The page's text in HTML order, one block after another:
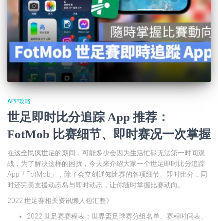
APP攻略
世足即时比分追踪 App 推荐：
FotMob 比赛细节、即时赛况一次掌握
在这全民疯世足的期间，可能多少会因为生活忙碌无法第一时间观
战，为了解决这样的困扰，今天来介绍大家一个世足即时比分追踪
App「FotMob」，除了会立刻通知比赛的各项细节、即时比分，同
时还完美支援动态岛与即时动态，让你随时掌握比赛动向。
2022 世足赛相关资讯懒人包汇整》
2022 世足赛赛程表：世界盃足球赛分组名单、赛程时间表、